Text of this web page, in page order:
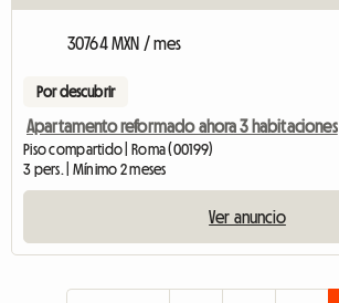
30764 MXN / mes
Por descubrir
Apartamento reformado ahora 3 habitaciones
Piso compartido | Roma (00199)
3 pers. | Mínimo 2 meses
Ver anuncio